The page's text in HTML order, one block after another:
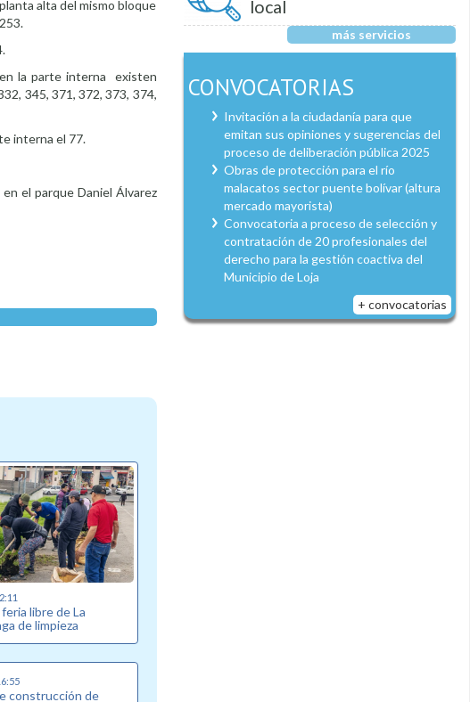
alta del mismo bloque
la parte interna existen
345, 371, 372, 373, 374,
interna el 77.
el parque Daniel Álvarez
libre de La
de limpieza
construcción de
local
más servicios
CONVOCATORIAS
Invitación a la ciudadanía para que
emitan sus opiniones y sugerencias del
proceso de deliberación pública 2025
Obras de protección para el río
malacatos sector puente bolívar (altura
mercado mayorista)
Convocatoria a proceso de selección y
contratación de 20 profesionales del
derecho para la gestión coactiva del
Municipio de Loja
+ convocatorias